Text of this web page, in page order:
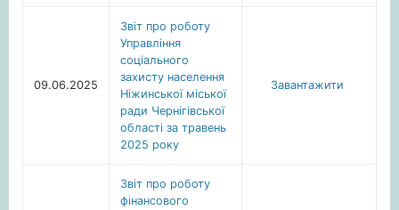
09.06.2025
Звіт про роботу
Управління
соціального
захисту населення
Ніжинської міської
ради Чернігівської
області за травень
2025 року
Завантажити
Звіт про роботу
фінансового